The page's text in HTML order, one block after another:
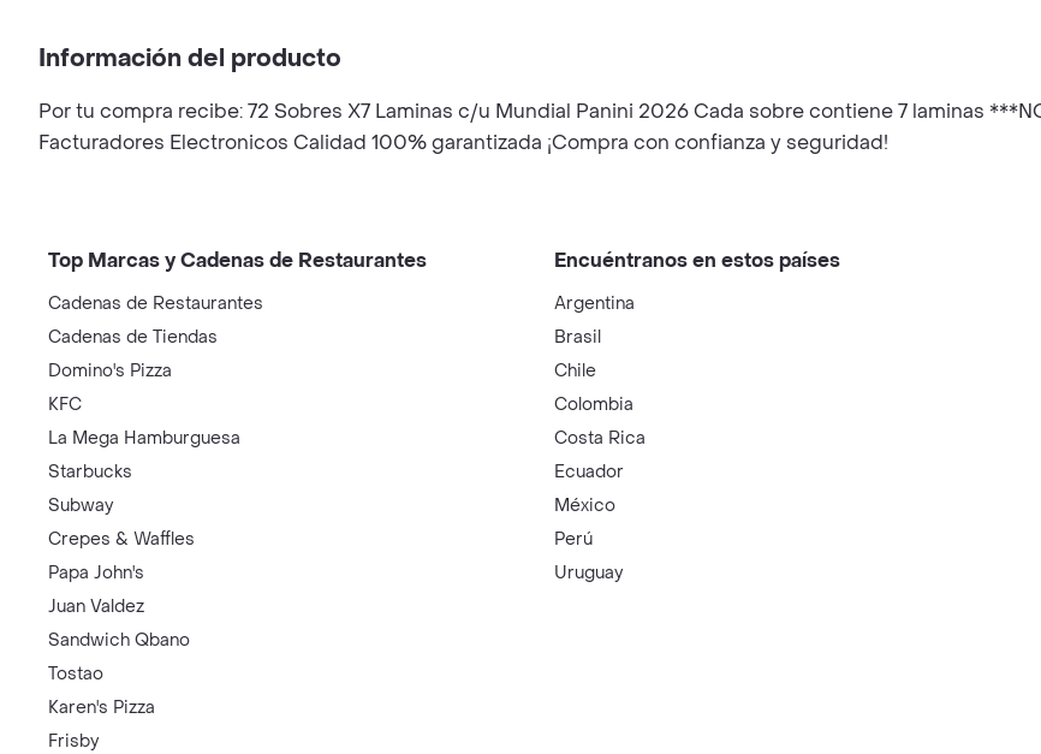
Información del producto
Por tu compra recibe: 72 Sobres X7 Laminas c/u Mundial Panini 2026 Cada sobre contiene 7 laminas
Facturadores Electronicos Calidad 100% garantizada ¡Compra con confianza y seguridad!
Top Marcas y Cadenas de Restaurantes
Cadenas de Restaurantes
Cadenas de Tiendas
Domino's Pizza
KFC
La Mega Hamburguesa
Starbucks
Subway
Crepes & Waffles
Papa John's
Juan Valdez
Sandwich Qbano
Tostao
Karen's Pizza
Frisby
Encuéntranos en estos países
Argentina
Brasil
Chile
Colombia
Costa Rica
Ecuador
México
Perú
Uruguay